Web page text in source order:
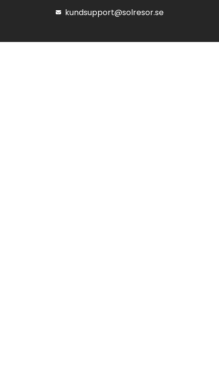
kundsupport@solresor.se